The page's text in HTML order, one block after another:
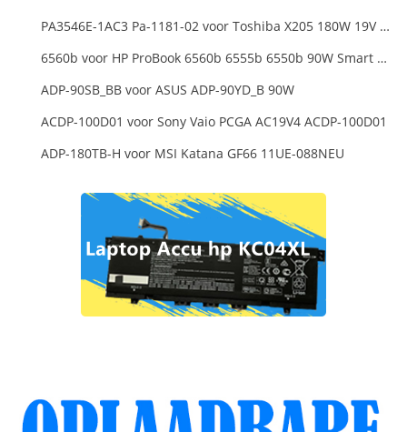
PA3546E-1AC3 Pa-1181-02 voor Toshiba X205 180W 19V 9.5A Laptop DC Charger Power Supply
6560b voor HP ProBook 6560b 6555b 6550b 90W Smart AC Power Adapter Laptop
ADP-90SB_BB voor ASUS ADP-90YD_B 90W
ACDP-100D01 voor Sony Vaio PCGA AC19V4 ACDP-100D01
ADP-180TB-H voor MSI Katana GF66 11UE-088NEU